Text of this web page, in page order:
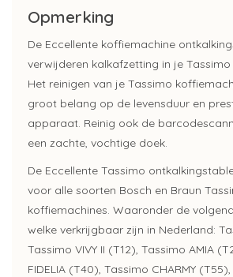
Opmerking
De Eccellente koffiemachine
verwijderen kalkafzetting in je
Het reinigen van je Tassimo
groot belang op de levensduur en
apparaat. Reinig ook de
een zachte, vochtige doek.
De Eccellente Tassimo
voor alle soorten Bosch en Braun
koffiemachines. Waaronder de
welke verkrijgbaar zijn in Nederland:
Tassimo VIVY II (T12), Tassimo AMIA
FIDELIA (T40), Tassimo CHARMY